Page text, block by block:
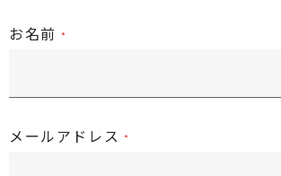
お名前
メールアドレス